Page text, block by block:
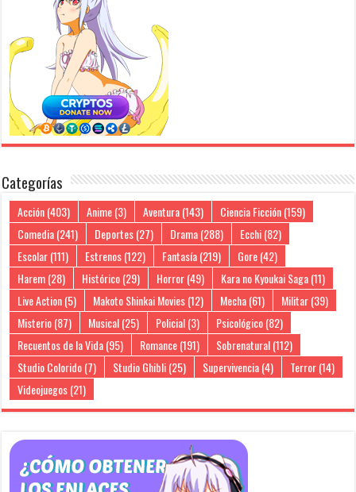
Categorías
Acción(403) Anime(3) Aventura(143) Ciencia Ficción(159)
Comedia(241) Deportes(27) Drama(288) Ecchi(82)
Escolar(111) Estrenos(122) Fantasía(219) Gore(42)
Harem(28) Histórico(29) Horror(49) Kara no Kyoukai Saga(11)
Live Action(5) Makoto Shinkai Movies(12) Mecha(61) Militar(39)
Misterio(87) Musical(25) Policial(3) Psicológico(82)
Recuentos de la Vida(95) Romance(191) Sobrenatural(112)
Studio Colorido(7) Studio Ghibli(25) Supervivencia(4) Terror(14)
Videojuegos(21)